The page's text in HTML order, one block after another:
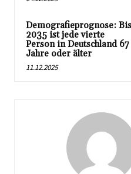
Demografieprognose: Bis
2035 ist jede vierte
Person in Deutschland 67
Jahre oder älter
11.12.2025